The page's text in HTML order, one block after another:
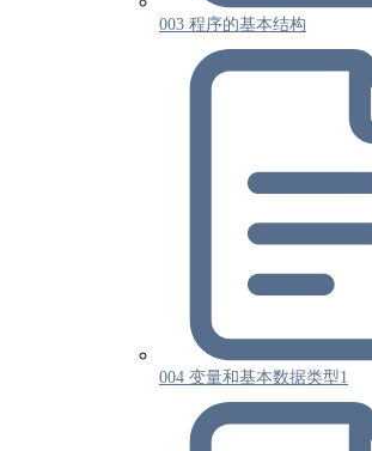
003 程序的基本结构
004 变量和基本数据类型1